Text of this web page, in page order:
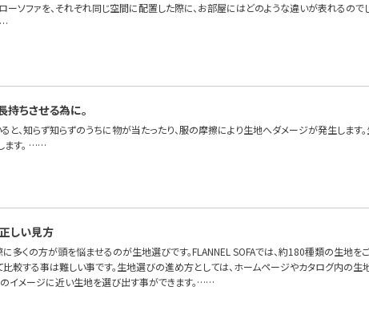
ーソファを、それぞれ同じ空間に配置した際に、お部屋にはどのような違いが表れるので
持ちさせる為に。
と、知らず知らずのうちに物が当たったり、服の摩擦により生地へダメージが発生します
ます。 ……
しい見方
多くの方が頭を悩ませるのが生地選びです。FLANNEL SOFAでは、約180種類の生地を
比較する事は難しい事です。生地選びの進め方としては、ホームページやカタログ内の
のイメージに近い生地を選び出す事ができます。……